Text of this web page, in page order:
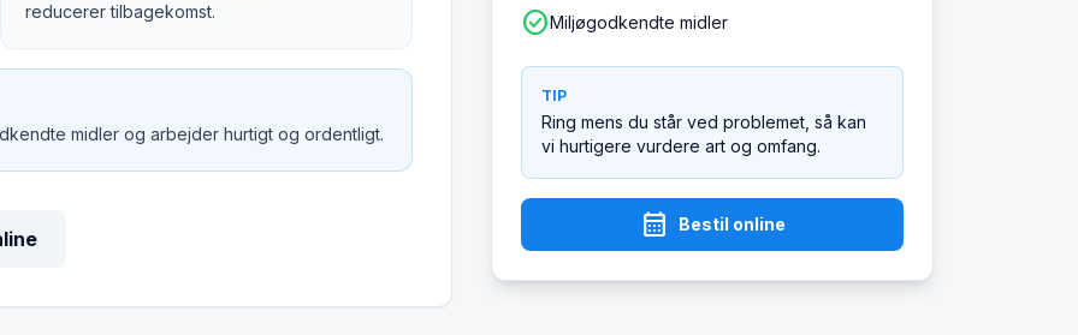
reducerer tilbagekomst.
midler og arbejder hurtigt og ordentligt.
check_circleMiljøgodkendte midler
TIP
Ring mens du står ved problemet, så kan
vi hurtigere vurdere art og omfang.
calendar_month Bestil online